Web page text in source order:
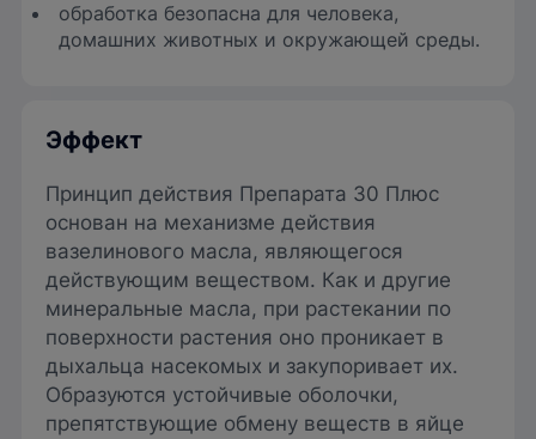
обработка безопасна для человека,
домашних животных и окружающей среды.
Эффект
Принцип действия Препарата 30 Плюс
основан на механизме действия
вазелинового масла, являющегося
действующим веществом. Как и другие
минеральные масла, при растекании по
поверхности растения оно проникает в
дыхальца насекомых и закупоривает их.
Образуются устойчивые оболочки,
препятствующие обмену веществ в яйце